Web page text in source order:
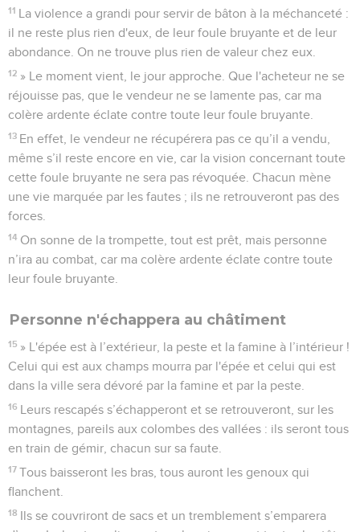
11 La violence a grandi pour servir de bâton à la méchanceté :
il ne reste plus rien d'eux, de leur foule bruyante et de leur
abondance. On ne trouve plus rien de valeur chez eux.
12 » Le moment vient, le jour approche. Que l'acheteur ne se
réjouisse pas, que le vendeur ne se lamente pas, car ma
colère ardente éclate contre toute leur foule bruyante.
13 En effet, le vendeur ne récupérera pas ce qu’il a vendu,
même s’il reste encore en vie, car la vision concernant toute
cette foule bruyante ne sera pas révoquée. Chacun mène
une vie marquée par les fautes ; ils ne retrouveront pas des
forces.
14 On sonne de la trompette, tout est prêt, mais personne
n’ira au combat, car ma colère ardente éclate contre toute
leur foule bruyante.
Personne n'échappera au châtiment
15 » L'épée est à l’extérieur, la peste et la famine à l’intérieur !
Celui qui est aux champs mourra par l'épée et celui qui est
dans la ville sera dévoré par la famine et par la peste.
16 Leurs rescapés s’échapperont et se retrouveront, sur les
montagnes, pareils aux colombes des vallées : ils seront tous
en train de gémir, chacun sur sa faute.
17 Tous baisseront les bras, tous auront les genoux qui
flanchent.
18 Ils se couvriront de sacs et un tremblement s’emparera